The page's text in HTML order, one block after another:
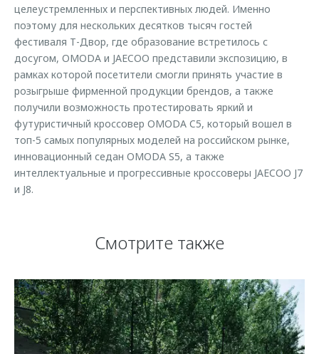
целеустремленных и перспективных людей. Именно
поэтому для нескольких десятков тысяч гостей
фестиваля Т-Двор, где образование встретилось с
досугом, OMODA и JAECOO представили экспозицию, в
рамках которой посетители смогли принять участие в
розыгрыше фирменной продукции брендов, а также
получили возможность протестировать яркий и
футуристичный кроссовер OMODA C5, который вошел в
топ-5 самых популярных моделей на российском рынке,
инновационный седан OMODA S5, а также
интеллектуальные и прогрессивные кроссоверы JAECOO J7
и J8.
Смотрите также